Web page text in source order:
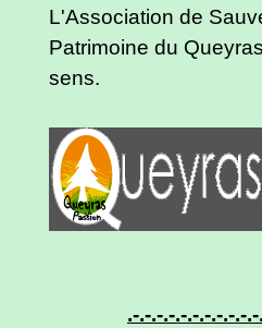
L'Association de
Patrimoine du
sens.
.-.-.-.-.-.-.-.-.-.-